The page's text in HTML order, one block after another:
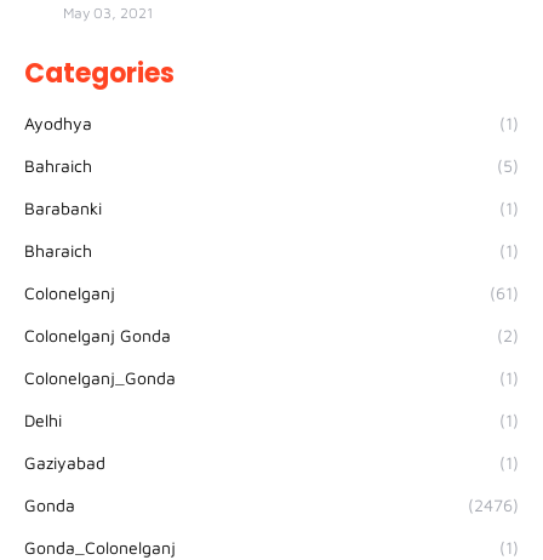
May 03, 2021
Categories
Ayodhya (1)
Bahraich (5)
Barabanki (1)
Bharaich (1)
Colonelganj (61)
Colonelganj Gonda (2)
Colonelganj_Gonda (1)
Delhi (1)
Gaziyabad (1)
Gonda (2476)
Gonda_Colonelganj (1)